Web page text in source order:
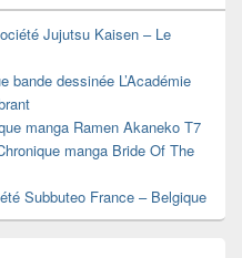
Jujutsu Kaisen – Le
bande dessinée L’Académie
manga Ramen Akaneko T7
manga Bride Of The
Subbuteo France – Belgique